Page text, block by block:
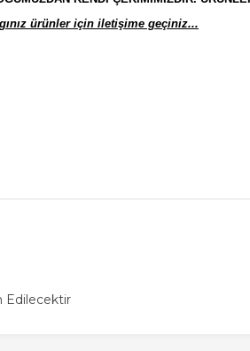
ürünler için iletişime geçiniz...
Edilecektir